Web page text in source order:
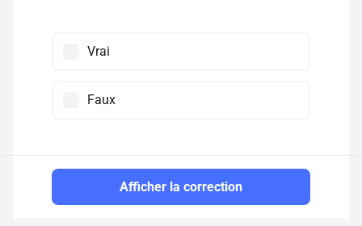
Vrai
Faux
Afficher la correction